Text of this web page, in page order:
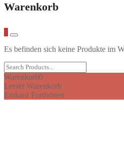
Warenkorb
0
Es befinden sich keine Produkte im
Warenkorb0
Leerer Warenkorb
Einkauf Fortfahren